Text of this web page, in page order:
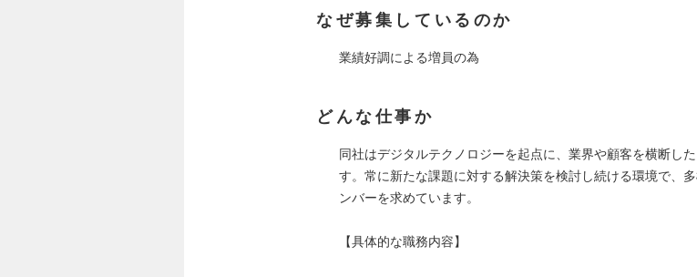
なぜ募集しているのか
業績好調による増員の為
どんな仕事か
同社はデジタルテクノロジーを起点に、業界や顧客を横断し
す。常に新たな課題に対する解決策を検討し続ける環境で、
ンバーを求めています。
【具体的な職務内容】